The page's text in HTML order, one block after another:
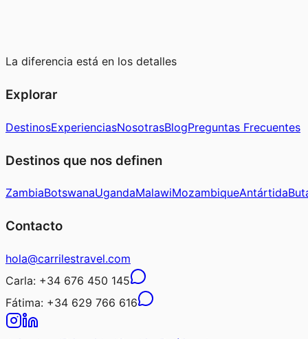
La diferencia está en los detalles
Explorar
DestinosExperienciasNosotrasBlogPreguntas Frecuentes
Destinos que nos definen
ZambiaBotswanaUgandaMalawiMozambiqueAntártida
Contacto
hola@carrilestravel.com
Carla: +34 676 450 145
Fátima: +34 629 766 616